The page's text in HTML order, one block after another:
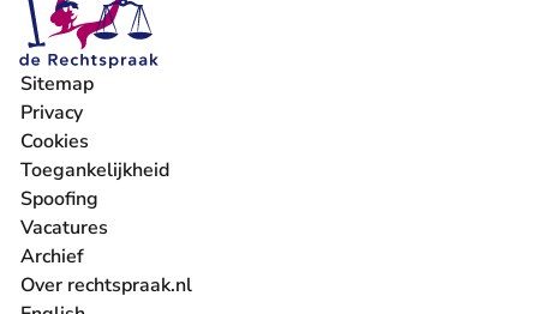
Sitemap
Privacy
Cookies
Toegankelijkheid
Spoofing
Vacatures
- U verlaat Rechtspraak.nl
Archief
Over rechtspraak.nl